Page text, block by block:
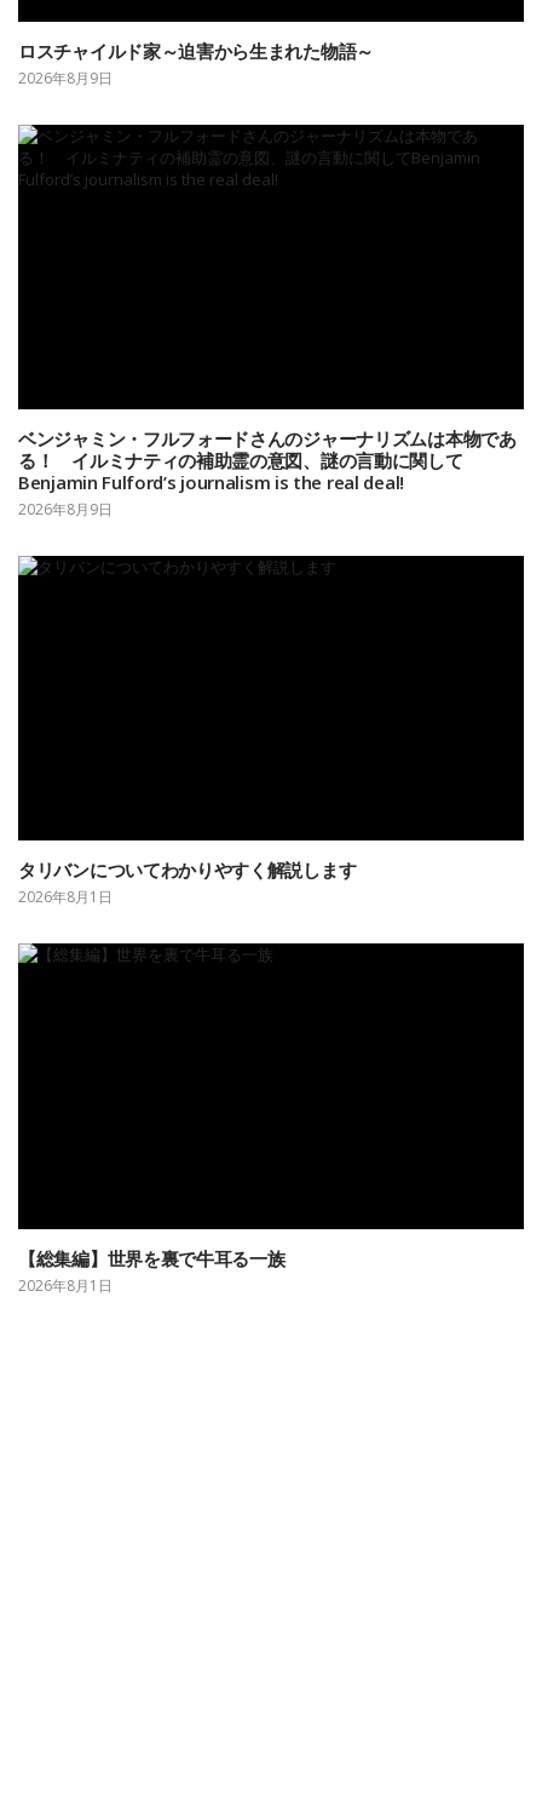
ロスチャイルド家～迫害から生まれた物語～
2026年8月9日
ベンジャミン・フルフォードさんのジャーナリズムは本物であ
る！ イルミナティの補助霊の意図、謎の言動に関して
Benjamin Fulford’s journalism is the real deal!
2026年8月9日
タリバンについてわかりやすく解説します
2026年8月1日
【総集編】世界を裏で牛耳る一族
2026年8月1日